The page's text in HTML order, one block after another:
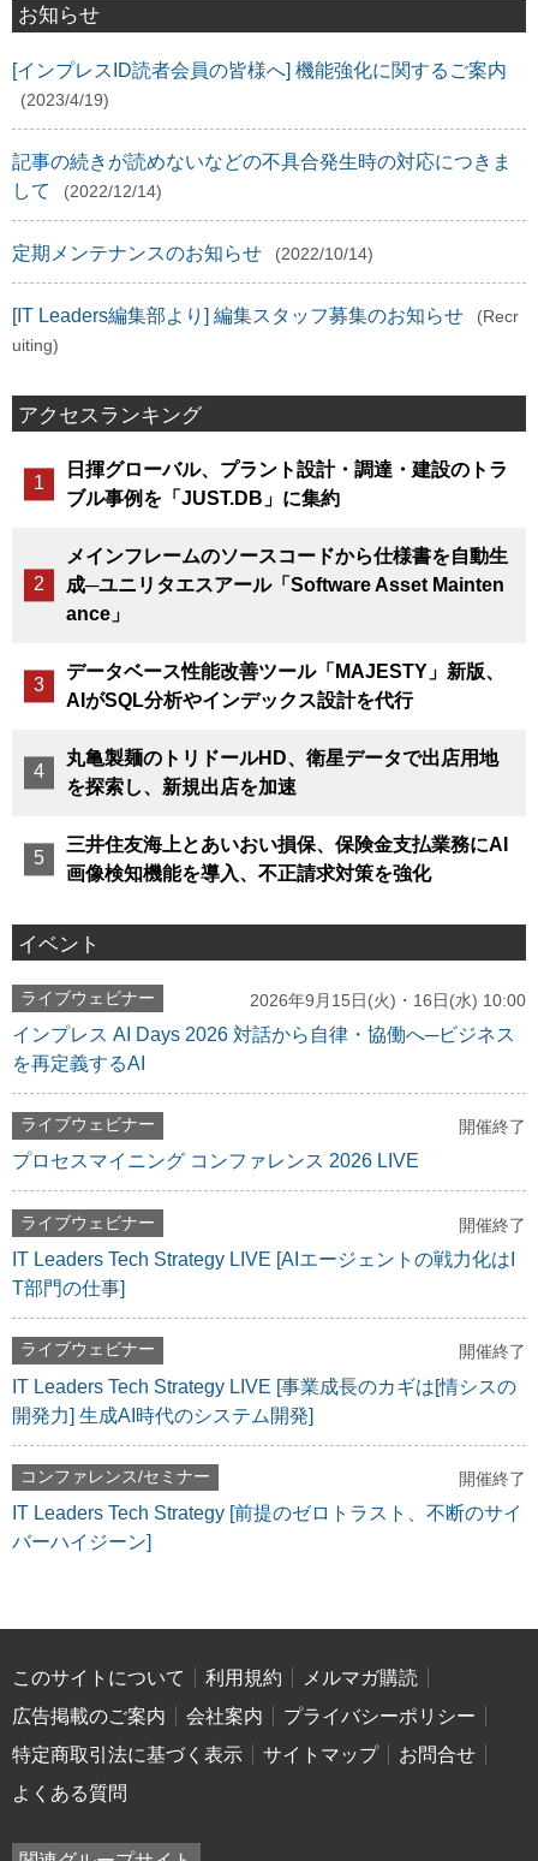
お知らせ
[インプレスID読者会員の皆様へ] 機能強化に関するご案内
(2023/4/19)
記事の続きが読めないなどの不具合発生時の対応につきま
して
(2022/12/14)
定期メンテナンスのお知らせ (2022/10/14)
[IT Leaders編集部より] 編集スタッフ募集のお知らせ
(Recr
uiting)
アクセスランキング
日揮グローバル、プラント設計・調達・建設のトラ
ブル事例を「JUST.DB」に集約
メインフレームのソースコードから仕様書を自動生
成─ユニリタエスアール「Software Asset Mainten
ance」
データベース性能改善ツール「MAJESTY」新版、
AIがSQL分析やインデックス設計を代行
丸亀製麺のトリドールHD、衛星データで出店用地
を探索し、新規出店を加速
三井住友海上とあいおい損保、保険金支払業務にAI
画像検知機能を導入、不正請求対策を強化
イベント
ライブウェビナー 2026年9月15日(火)・16日(水) 10:00
インプレス AI Days 2026 対話から自律・協働へ─ビジネス
を再定義するAI
ライブウェビナー 開催終了
プロセスマイニング コンファレンス 2026 LIVE
ライブウェビナー 開催終了
IT Leaders Tech Strategy LIVE [AIエージェントの戦力化はI
T部門の仕事]
ライブウェビナー 開催終了
IT Leaders Tech Strategy LIVE [事業成長のカギは[情シスの
開発力] 生成AI時代のシステム開発]
コンファレンス/セミナー 開催終了
IT Leaders Tech Strategy [前提のゼロトラスト、不断のサイ
バーハイジーン]
このサイトについて 利用規約
メルマガ購読
広告掲載のご案内
会社案内
プライバシーポリシー
特定商取引法に基づく表示
サイトマップ
お問合せ
よくある質問